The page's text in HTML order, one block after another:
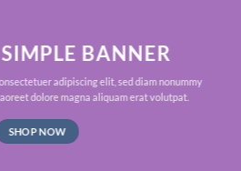
BANNER
adipiscing elit, sed diam nonummy
dolore magna aliquam erat volutpat.
SHOP NOW